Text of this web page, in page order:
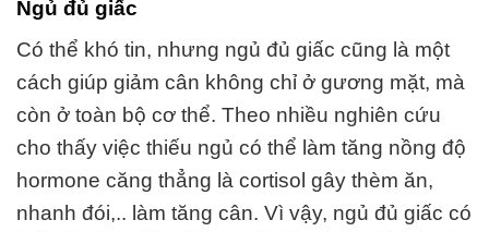
Ngủ đủ giấc
Có thể khó tin, nhưng ngủ đủ giấc cũng là một
cách giúp giảm cân không chỉ ở gương mặt, mà
còn ở toàn bộ cơ thể. Theo nhiều nghiên cứu
cho thấy việc thiếu ngủ có thể làm tăng nồng độ
hormone căng thẳng là cortisol gây thèm ăn,
nhanh đói,.. làm tăng cân. Vì vậy, ngủ đủ giấc có